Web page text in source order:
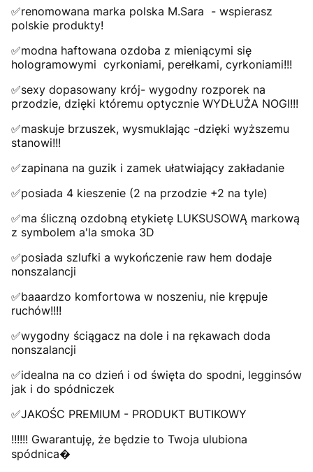
✅renomowana marka polska M.Sara - wspierasz
polskie produkty!
✅modna haftowana ozdoba z mieniącymi się
hologramowymi cyrkoniami, perełkami, cyrkoniami!!!
✅sexy dopasowany krój- wygodny rozporek na
przodzie, dzięki któremu optycznie WYDŁUŻA NOGI!!!
✅maskuje brzuszek, wysmuklając -dzięki wyższemu
stanowi!!!
✅zapinana na guzik i zamek ułatwiający zakładanie
✅posiada 4 kieszenie (2 na przodzie +2 na tyle)
✅ma śliczną ozdobną etykietę LUKSUSOWĄ markową
z symbolem a'la smoka 3D
✅posiada szlufki a wykończenie raw hem dodaje
nonszalancji
✅baaardzo komfortowa w noszeniu, nie krępuje
ruchów!!!!
✅wygodny ściągacz na dole i na rękawach doda
nonszalancji
✅idealna na co dzień i od święta do spodni, legginsów
jak i do spódniczek
✅JAKOŚC PREMIUM - PRODUKT BUTIKOWY
!!!!!! Gwarantuję, że będzie to Twoja ulubiona
spódnica�